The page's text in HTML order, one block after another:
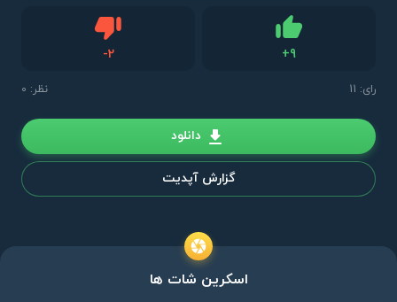
+9
-2دیس لایک
رای: 11 نظر: 0
دانلود
گزارش آپدیت
اسکرین شات ها